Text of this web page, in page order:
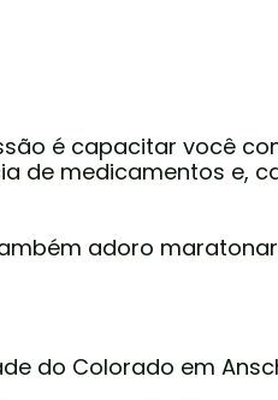
é capacitar você
de medicamentos e,
adoro
do Colorado em